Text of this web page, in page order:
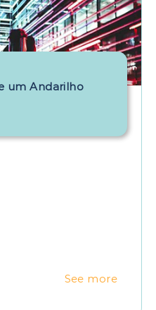
um Andarilho
See more